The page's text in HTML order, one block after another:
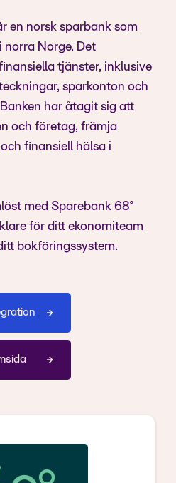
en norsk sparbank som
norra Norge. Det
tjänster, inklusive
sparkonton och
har åtagit sig att
och företag, främja
finansiell hälsa i
med Sparebank 68°
för ditt ekonomiteam
bokföringssystem.